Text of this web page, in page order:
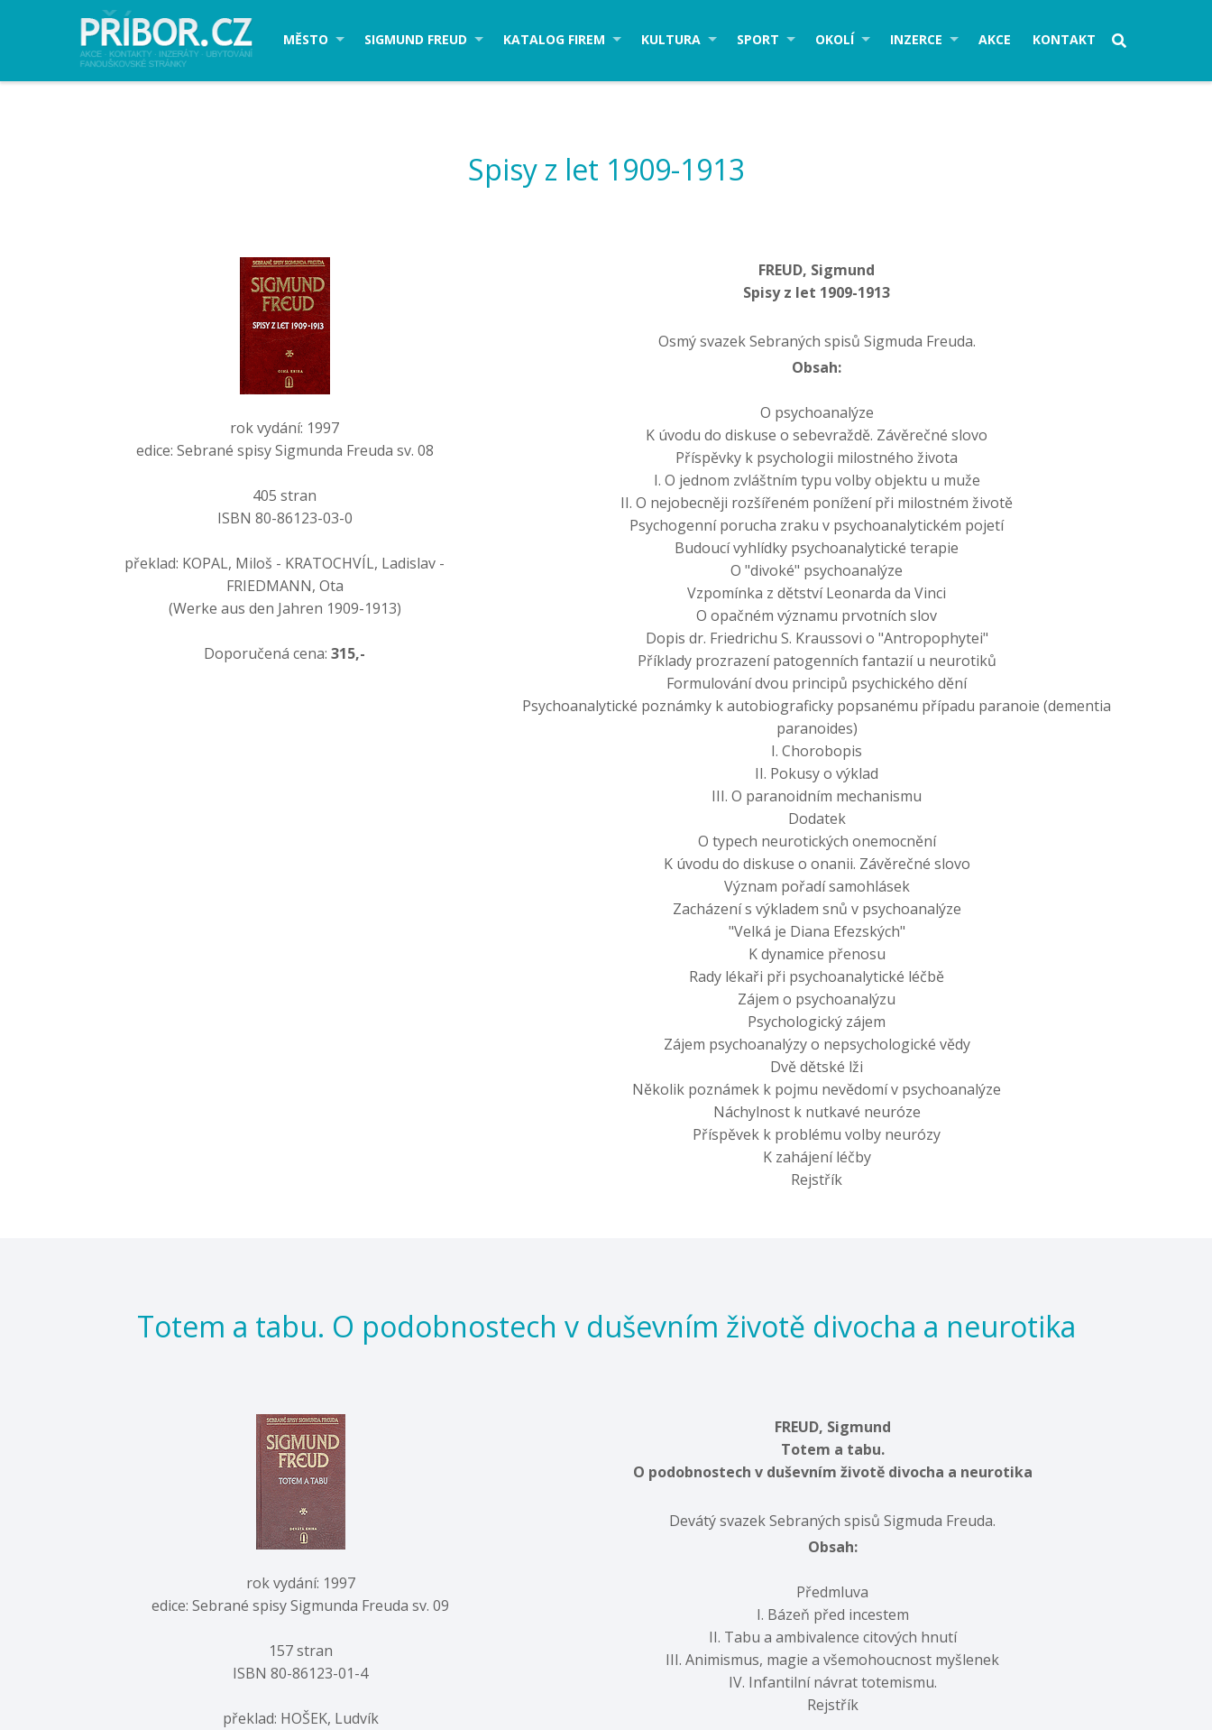
MĚSTO SIGMUND FREUD KATALOG FIREM KULTURA SPORT OKOLÍ INZERCE AKCE KONTAKT
Spisy z let 1909-1913
rok vydání: 1997
edice: Sebrané spisy Sigmunda Freuda sv. 08
405 stran
ISBN 80-86123-03-0
překlad: KOPAL, Miloš - KRATOCHVÍL, Ladislav -
FRIEDMANN, Ota
(Werke aus den Jahren 1909-1913)
Doporučená cena: 315,-
FREUD, Sigmund
Spisy z let 1909-1913
Osmý svazek Sebraných spisů Sigmuda Freuda.
Obsah:
O psychoanalýze
K úvodu do diskuse o sebevraždě. Závěrečné slovo
Příspěvky k psychologii milostného života
I. O jednom zvláštním typu volby objektu u muže
II. O nejobecněji rozšířeném ponížení při milostném životě
Psychogenní porucha zraku v psychoanalytickém pojetí
Budoucí vyhlídky psychoanalytické terapie
O "divoké" psychoanalýze
Vzpomínka z dětství Leonarda da Vinci
O opačném významu prvotních slov
Dopis dr. Friedrichu S. Kraussovi o "Antropophytei"
Příklady prozrazení patogenních fantazií u neurotiků
Formulování dvou principů psychického dění
Psychoanalytické poznámky k autobiograficky popsanému případu paranoie (dementia
paranoides)
I. Chorobopis
II. Pokusy o výklad
III. O paranoidním mechanismu
Dodatek
O typech neurotických onemocnění
K úvodu do diskuse o onanii. Závěrečné slovo
Význam pořadí samohlásek
Zacházení s výkladem snů v psychoanalýze
"Velká je Diana Efezských"
K dynamice přenosu
Rady lékaři při psychoanalytické léčbě
Zájem o psychoanalýzu
Psychologický zájem
Zájem psychoanalýzy o nepsychologické vědy
Dvě dětské lži
Několik poznámek k pojmu nevědomí v psychoanalýze
Náchylnost k nutkavé neuróze
Příspěvek k problému volby neurózy
K zahájení léčby
Rejstřík
Totem a tabu. O podobnostech v duševním životě divocha a neurotika
rok vydání: 1997
edice: Sebrané spisy Sigmunda Freuda sv. 09
157 stran
ISBN 80-86123-01-4
překlad: HOŠEK, Ludvík
FREUD, Sigmund
Totem a tabu.
O podobnostech v duševním životě divocha a neurotika
Devátý svazek Sebraných spisů Sigmuda Freuda.
Obsah:
Předmluva
I. Bázeň před incestem
II. Tabu a ambivalence citových hnutí
III. Animismus, magie a všemohoucnost myšlenek
IV. Infantilní návrat totemismu.
Rejstřík